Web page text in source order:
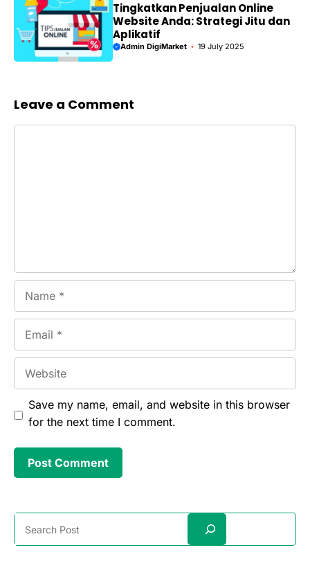
Tingkatkan Penjualan Online
Website Anda: Strategi Jitu dan
Aplikatif
Admin DigiMarket 19 July 2025
Leave a Comment
Save my name, email, and website in this browser
for the next time I comment.